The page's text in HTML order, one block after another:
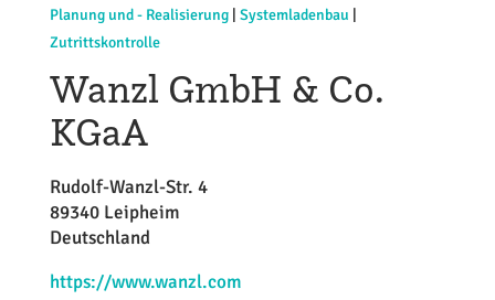
Planung und - Realisierung| Systemladenbau
Zutrittskontrolle
Wanzl GmbH & Co.
KGaA
Rudolf-Wanzl-Str. 4
89340 Leipheim
Deutschland
https://www.wanzl.com